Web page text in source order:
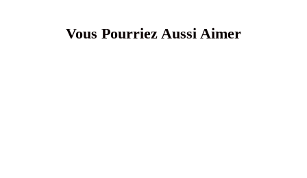
Vous Pourriez Aussi Aimer